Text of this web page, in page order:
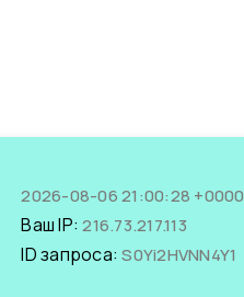
2026-08-06 21:00:28 +0000
Ваш IP:216.73.217.113
ID запроса:S0Yi2HVNN4Y1